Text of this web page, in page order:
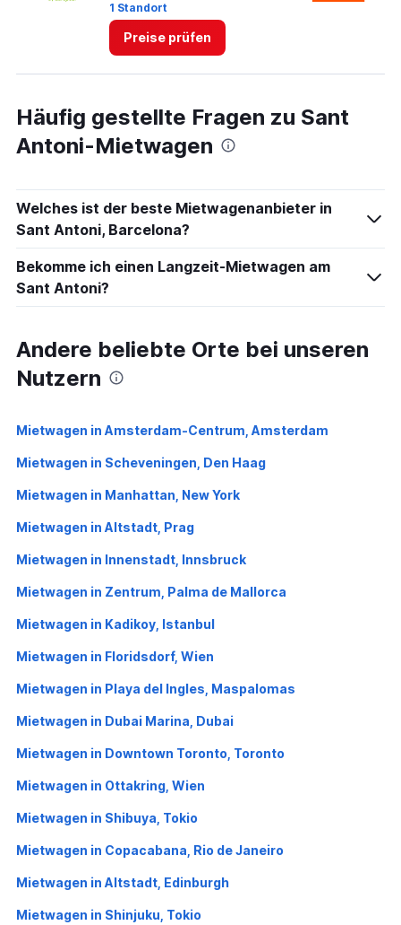
1 Standort
Preise prüfen
Häufig gestellte Fragen zu Sant
Antoni-Mietwagen
Welches ist der beste Mietwagenanbieter in
Sant Antoni, Barcelona?
Bekomme ich einen Langzeit-Mietwagen am
Sant Antoni?
Andere beliebte Orte bei unseren
Nutzern
Mietwagen in Amsterdam-Centrum, Amsterdam
Mietwagen in Scheveningen, Den Haag
Mietwagen in Manhattan, New York
Mietwagen in Altstadt, Prag
Mietwagen in Innenstadt, Innsbruck
Mietwagen in Zentrum, Palma de Mallorca
Mietwagen in Kadikoy, Istanbul
Mietwagen in Floridsdorf, Wien
Mietwagen in Playa del Ingles, Maspalomas
Mietwagen in Dubai Marina, Dubai
Mietwagen in Downtown Toronto, Toronto
Mietwagen in Ottakring, Wien
Mietwagen in Shibuya, Tokio
Mietwagen in Copacabana, Rio de Janeiro
Mietwagen in Altstadt, Edinburgh
Mietwagen in Shinjuku, Tokio